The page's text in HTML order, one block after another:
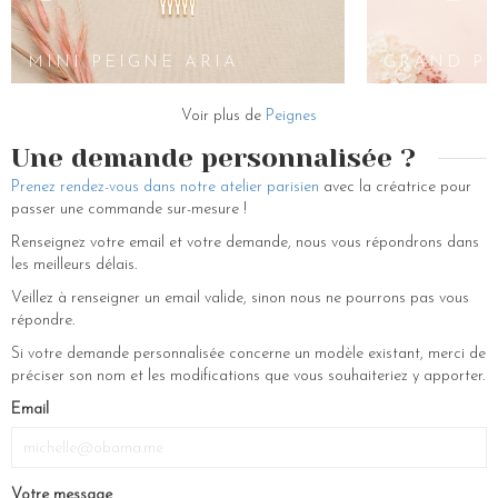
de vous aider à trouver vos accessoires pour cheveux pour votre
mariage ou pour d’autres cérémonies.
DOUBLE
PEIGNE
NAÏS
MINI PEIGNE ARIA GRAND
Voir plus de Peignes
Une demande personnalisée ?
Prenez rendez-vous dans notre atelier parisien avec la créatrice pour
passer une commande sur-mesure !
Renseignez votre email et votre demande, nous vous répondrons dans
les meilleurs délais.
Veillez à renseigner un email valide, sinon nous ne pourrons pas vous
répondre.
Si votre demande personnalisée concerne un modèle existant, merci de
préciser son nom et les modifications que vous souhaiteriez y apporter.
Email